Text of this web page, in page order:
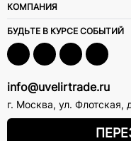
КОМПАНИЯ
БУДЬТЕ В КУРСЕ СОБЫТИЙ
info@uvelirtrade.ru
г. Москва, ул. Флотская,